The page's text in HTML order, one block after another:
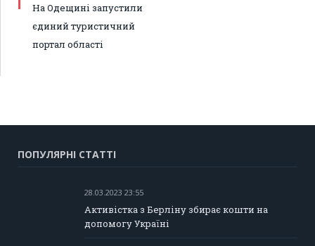
На Одещині запустили
єдиний туристичний
портал області
ПОПУЛЯРНІ СТАТТІ
28.03.2023 23:55
Активістка з Берліну збирає кошти на
допомогу Україні